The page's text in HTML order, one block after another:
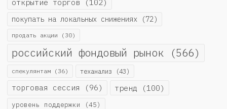
покупать на локальных снижениях (72)
продать акции (30)
российский фондовый рынок (566)
спекулянтам (36) теханализ (43)
торговая сессия (96) тренд (100)
уровень поддержки (45)